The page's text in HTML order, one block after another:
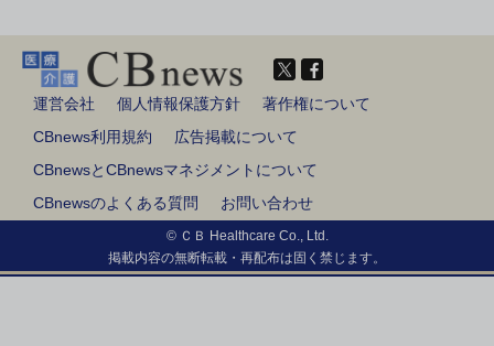
運営会社 個人情報保護方針
著作権について
CBnews利用規約
広告掲載について
CBnewsとCBnewsマネジメントについて
CBnewsのよくある質問
お問い合わせ
© ＣＢ Healthcare Co., Ltd.
掲載内容の無断転載・再配布は固く禁じます。